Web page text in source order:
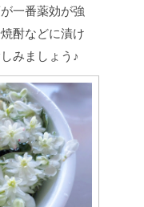
一番薬効が強
酎などに漬け
みましょう♪